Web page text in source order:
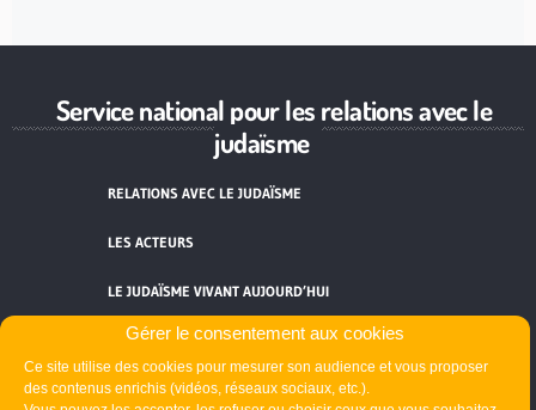
Gérer le consentement aux cookies
Ce site utilise des cookies pour mesurer son audience et vous proposer
des contenus enrichis (vidéos, réseaux sociaux, etc.).
Service national pour les relations avec le
judaïsme
RELATIONS AVEC LE JUDAÏSME
LES ACTEURS
LE JUDAÏSME VIVANT AUJOURD’HUI
RESSOURCES
ACTUALITÉS